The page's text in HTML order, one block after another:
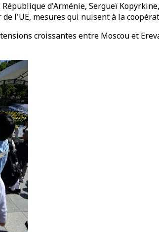
d'Arménie, Sergueï
l'UE, mesures qui nuisent à la
croissantes entre Moscou et